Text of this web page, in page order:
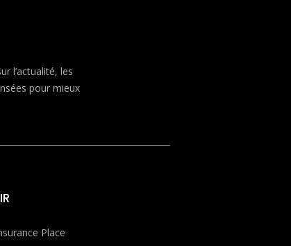
l’actualité, les
pour mieux
Place